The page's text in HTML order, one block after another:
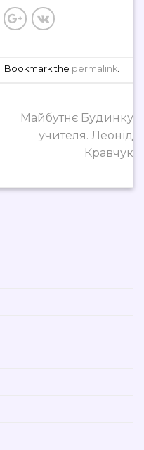
. Bookmark the permalink.
Майбутнє Будинку
учителя. Леонід
Кравчук